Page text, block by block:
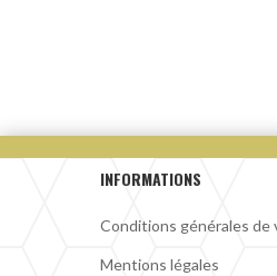
INFORMATIONS
Conditions générales de
Mentions légales